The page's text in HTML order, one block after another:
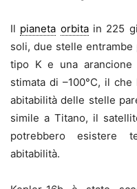
Il pianeta orbitain 225
soli, due stelle
tipo K e una
stimata di –100°C, il
abitabilità delle stelle
simile a Titano, il
potrebbero esistere
abitabilità.